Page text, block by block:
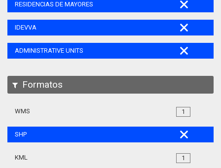
RESIDENCIAS DE MAYORES
IDEVVA
ADMINISTRATIVE UNITS
Formatos
1
WMS
SHP
1
KML